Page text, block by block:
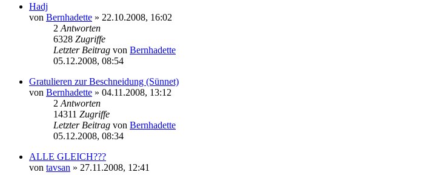
Hadj
von Bernhadette » 22.10.2008, 16:02
2 Antworten
6328 Zugriffe
Letzter Beitrag von Bernhadette
05.12.2008, 08:54
Gratulieren zur Beschneidung (Sünnet)
von Bernhadette » 04.11.2008, 13:12
2 Antworten
14311 Zugriffe
Letzter Beitrag von Bernhadette
05.12.2008, 08:34
ALLE GLEICH???
von tavsan » 27.11.2008, 12:41